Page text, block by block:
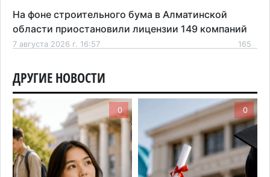
На фоне строительного бума в Алматинской
области приостановили лицензии 149 компаний
7 августа 2026 г. 16:57 165
Казахстанские абитуриенты узнали, кто получил
образовательные гранты
7 августа 2026 г. 15:24 221
Онкопациентов в Алматинской области лечат в
морских контейнерах
7 августа 2026 г. 11:24 176
ДРУГИЕ НОВОСТИ
0 0